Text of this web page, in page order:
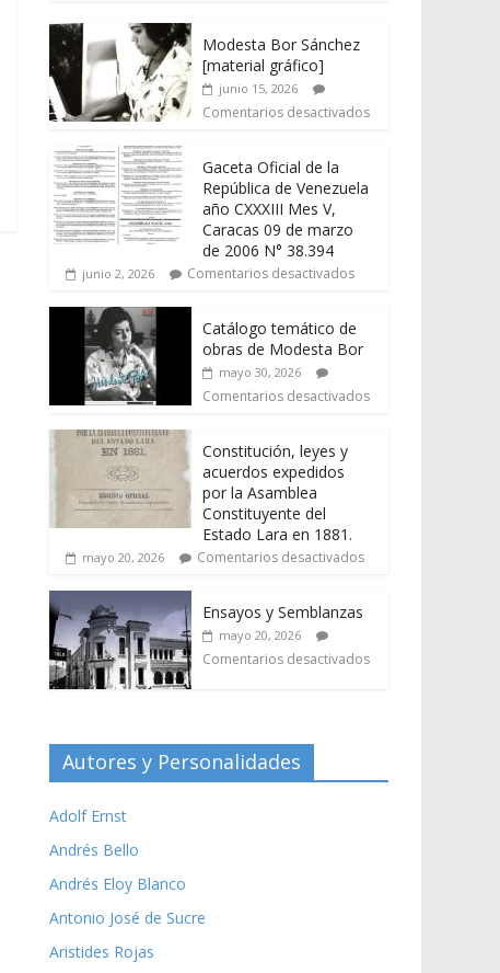
Modesta Bor Sánchez
[material gráfico]
junio 15, 2026
Comentarios desactivados
Gaceta Oficial de la
República de Venezuela
año CXXXIII Mes V,
Caracas 09 de marzo
de 2006 N° 38.394
junio 2, 2026 Comentarios desactivados
Catálogo temático de
obras de Modesta Bor
mayo 30, 2026
Comentarios desactivados
Constitución, leyes y
acuerdos expedidos
por la Asamblea
Constituyente del
Estado Lara en 1881.
mayo 20, 2026 Comentarios desactivados
Ensayos y Semblanzas
mayo 20, 2026
Comentarios desactivados
Autores y Personalidades
Adolf Ernst
Andrés Bello
Andrés Eloy Blanco
Antonio José de Sucre
Aristides Rojas